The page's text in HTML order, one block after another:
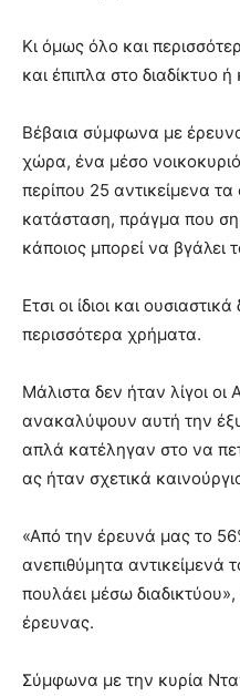
Κι όμως όλο και
και έπιπλα στο διαδίκτυο ή
Βέβαια σύμφωνα με
χώρα, ένα μέσο
περίπου 25 αντικείμενα τα
κατάσταση, πράγμα που
κάποιος μπορεί να
Ετσι οι ίδιοι και
περισσότερα χρήματα.
Μάλιστα δεν ήταν λίγοι οι
ανακαλύψουν αυτή την
απλά κατέληγαν στο να
ας ήταν σχετικά
«Από την έρευνά μας το
ανεπιθύμητα αντικείμενά
πουλάει μέσω
έρευνας.
Σύμφωνα με την κυρία